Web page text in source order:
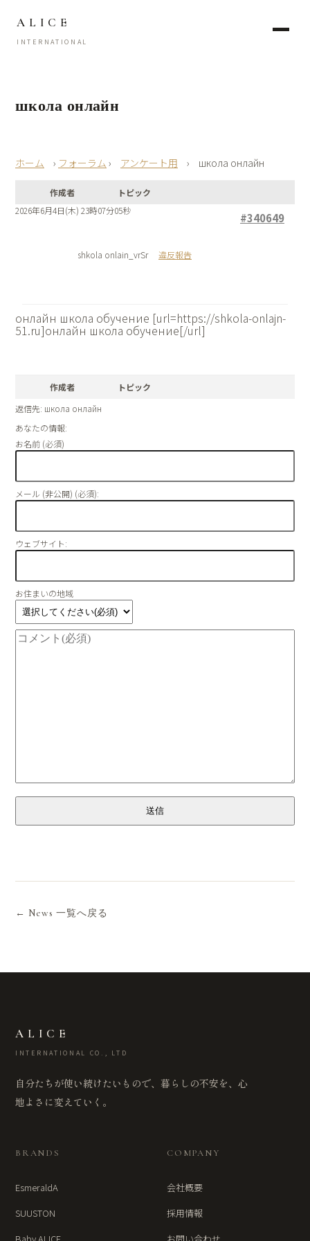
ALICE
INTERNATIONAL
школа онлайн
› フォーラム › アンケート用 › школа онлайн
作成者
トピック
2026年6月4日(木) 23時07分05秒
#340649
shkola onlain_vrSr 違反報告
онлайн школа обучение [url=https://shkola-onlajn-
51.ru]онлайн школа обучение[/url]
作成者
トピック
返信先: школа онлайн
あなたの情報:
お名前 (必須)
メール (非公開) (必須):
ウェブサイト:
お住まいの地域
送信
← News 一覧へ戻る
ALICE
INTERNATIONAL CO., LTD
自分たちが使い続けたいもので、暮らしの不安を、心
地よさに変えていく。
BRANDS
EsmeraldA
SUUSTON
COMPANY
会社概要
採用情報